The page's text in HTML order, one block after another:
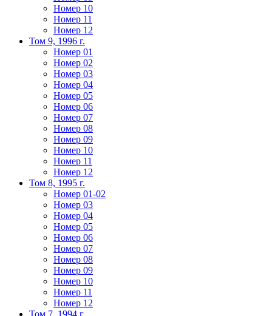
Номер 10
Номер 11
Номер 12
Том 9, 1996 г.
Номер 01
Номер 02
Номер 03
Номер 04
Номер 05
Номер 06
Номер 07
Номер 08
Номер 09
Номер 10
Номер 11
Номер 12
Том 8, 1995 г.
Номер 01-02
Номер 03
Номер 04
Номер 05
Номер 06
Номер 07
Номер 08
Номер 09
Номер 10
Номер 11
Номер 12
Том 7, 1994 г.